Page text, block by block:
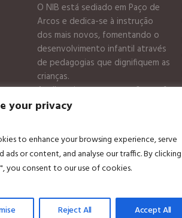
your privacy
to enhance your browsing experience, serve
ads or content, and analyse our traffic. By clicking
you consent to our use of cookies.
Reject All Accept All
O NIB está sediado em Paço de
Arcos e dedica-se à instrução
dos mais novos, fomentando o
desenvolvimento infantil através
de pedagogias que dignifiquem as
crianças.
Acolhe crianças entre os 0 e os 6
anos tendo uma creche e um